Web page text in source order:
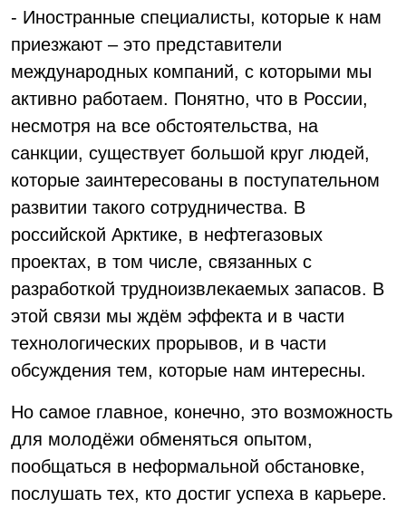
- Иностранные специалисты, которые к нам
приезжают – это представители
международных компаний, с которыми мы
активно работаем. Понятно, что в России,
несмотря на все обстоятельства, на
санкции, существует большой круг людей,
которые заинтересованы в поступательном
развитии такого сотрудничества. В
российской Арктике, в нефтегазовых
проектах, в том числе, связанных с
разработкой трудноизвлекаемых запасов. В
этой связи мы ждём эффекта и в части
технологических прорывов, и в части
обсуждения тем, которые нам интересны.
Но самое главное, конечно, это возможность
для молодёжи обменяться опытом,
пообщаться в неформальной обстановке,
послушать тех, кто достиг успеха в карьере.